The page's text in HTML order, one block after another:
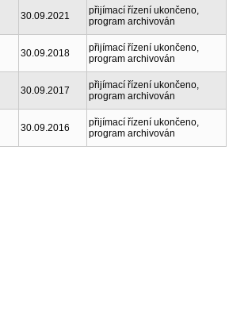
30.09.2021
přijímací řízení ukončeno,
program archivován
30.09.2018
přijímací řízení ukončeno,
program archivován
30.09.2017
přijímací řízení ukončeno,
program archivován
30.09.2016
přijímací řízení ukončeno,
program archivován